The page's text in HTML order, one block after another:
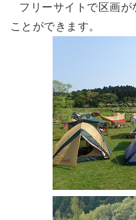
フリーサイトで区画が
ことができます。